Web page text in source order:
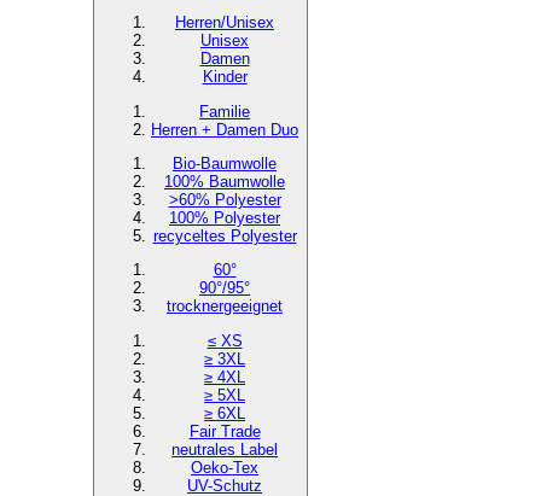
Herren/Unisex
Unisex
Damen
Kinder
Familie
Herren + Damen Duo
Bio-Baumwolle
100% Baumwolle
>60% Polyester
100% Polyester
recyceltes Polyester
60°
90°/95°
trocknergeeignet
≤ XS
≥ 3XL
≥ 4XL
≥ 5XL
≥ 6XL
Fair Trade
neutrales Label
Oeko-Tex
UV-Schutz